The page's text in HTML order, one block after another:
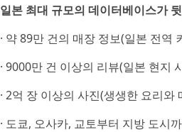
일본 최대 규모의 데이터베이스가
· 약 89만 건의 매장 정보(일본 전역
· 9000만 건 이상의 리뷰(일본 현지
· 2억 장 이상의 사진(생생한 요리와
· 도쿄, 오사카, 교토부터 지방 도시